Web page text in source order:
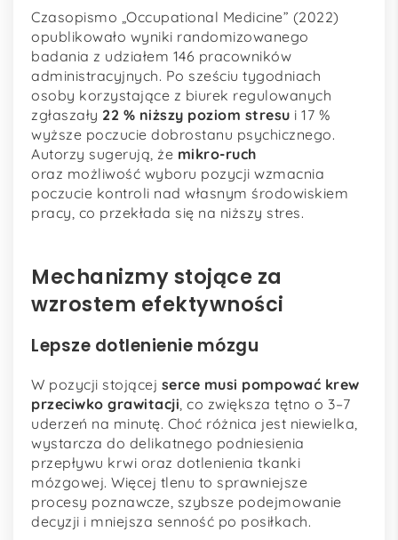
Czasopismo „Occupational Medicine” (2022)
opublikowało wyniki randomizowanego
badania z udziałem 146 pracowników
administracyjnych. Po sześciu tygodniach
osoby korzystające z biurek regulowanych
zgłaszały 22 % niższy poziom stresu i 17 %
wyższe poczucie dobrostanu psychicznego.
Autorzy sugerują, że mikro-ruch
oraz możliwość wyboru pozycji wzmacnia
poczucie kontroli nad własnym środowiskiem
pracy, co przekłada się na niższy stres.
Mechanizmy stojące za
wzrostem efektywności
Lepsze dotlenienie mózgu
W pozycji stojącej serce musi pompować krew
przeciwko grawitacji, co zwiększa tętno o 3–7
uderzeń na minutę. Choć różnica jest niewielka,
wystarcza do delikatnego podniesienia
przepływu krwi oraz dotlenienia tkanki
mózgowej. Więcej tlenu to sprawniejsze
procesy poznawcze, szybsze podejmowanie
decyzji i mniejsza senność po posiłkach.